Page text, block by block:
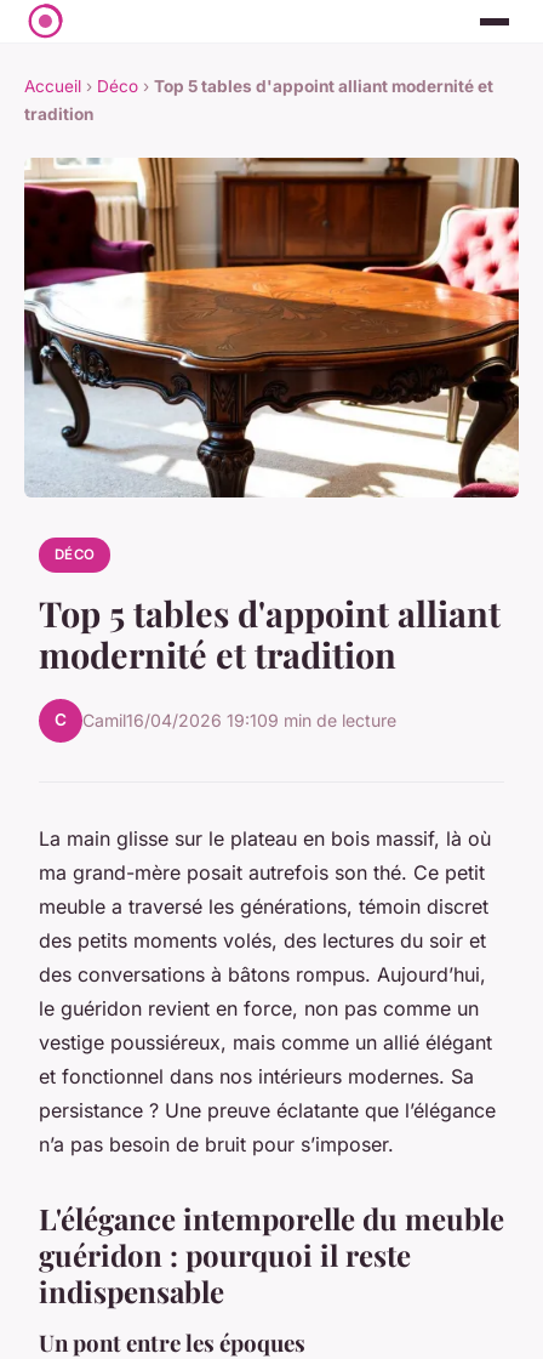
Accueil › Déco › Top 5 tables d'appoint alliant modernité et
tradition
DÉCO
Top 5 tables d'appoint alliant
modernité et tradition
C Camil16/04/2026 19:109 min de lecture
La main glisse sur le plateau en bois massif, là où
ma grand-mère posait autrefois son thé. Ce petit
meuble a traversé les générations, témoin discret
des petits moments volés, des lectures du soir et
des conversations à bâtons rompus. Aujourd’hui,
le guéridon revient en force, non pas comme un
vestige poussiéreux, mais comme un allié élégant
et fonctionnel dans nos intérieurs modernes. Sa
persistance ? Une preuve éclatante que l’élégance
n’a pas besoin de bruit pour s’imposer.
L'élégance intemporelle du meuble
guéridon : pourquoi il reste
indispensable
Un pont entre les époques